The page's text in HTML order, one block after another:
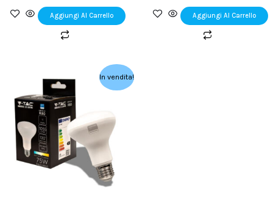
Aggiungi Al Carrello Aggiungi Al Carrello
In vendita!
prezzo
originale
era:
8,71 €.
attuale
è:
5,23 €.